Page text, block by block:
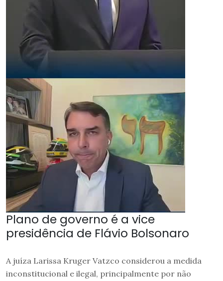
Plano de governo é a vice
presidência de Flávio Bolsonaro
A juíza Larissa Kruger Vatzco considerou a medida
inconstitucional e ilegal, principalmente por não